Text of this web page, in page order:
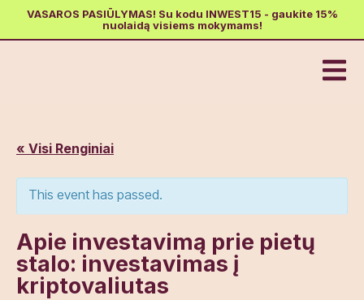
VASAROS PASIŪLYMAS! Su kodu INWEST15 - gaukite 15%
nuolaidą visiems mokymams!
« Visi Renginiai
This event has passed.
Apie investavimą prie pietų
stalo: investavimas į
kriptovaliutas